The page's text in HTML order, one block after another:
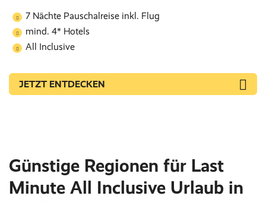
7 Nächte Pauschalreise inkl. Flug
mind. 4* Hotels
All Inclusive
JETZT ENTDECKEN
Günstige Regionen für Last
Minute All Inclusive Urlaub in